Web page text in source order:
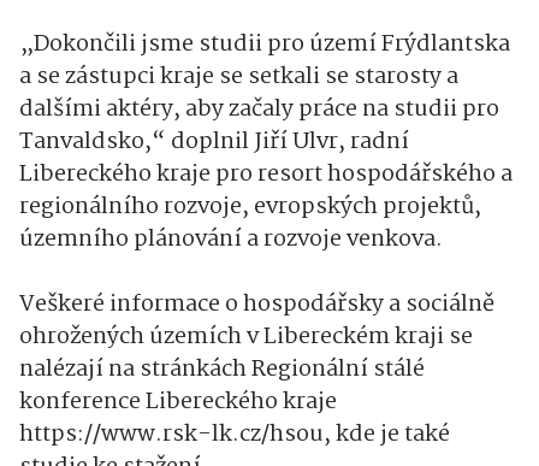
„Dokončili jsme studii pro území Frýdlantska
a se zástupci kraje se setkali se starosty a
dalšími aktéry, aby začaly práce na studii pro
Tanvaldsko,“ doplnil Jiří Ulvr, radní
Libereckého kraje pro resort hospodářského a
regionálního rozvoje, evropských projektů,
územního plánování a rozvoje venkova.
Veškeré informace o hospodářsky a sociálně
ohrožených územích v Libereckém kraji se
nalézají na stránkách Regionální stálé
konference Libereckého kraje
https://www.rsk-lk.cz/hsou, kde je také